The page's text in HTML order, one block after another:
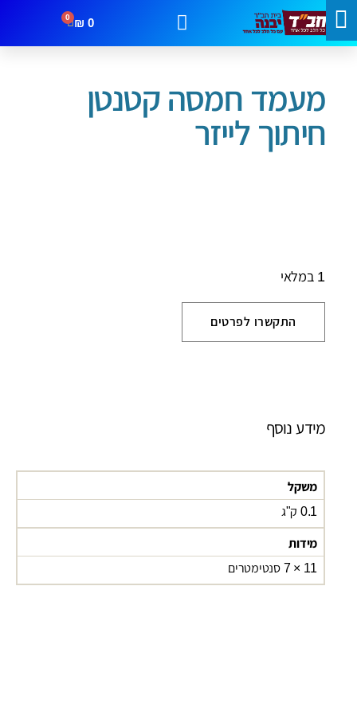
0
₪
0
עמוד הבית/חמסות ברכות וסגולות/ מעמד חמסה קטנטן חיתוך לייזר
מעמד חמסה קטנטן
חיתוך לייזר
1 במלאי
התקשרו לפרטים
מידע נוסף
משקל
0.1 ק"ג
מידות
11 × 7 סנטימטרים